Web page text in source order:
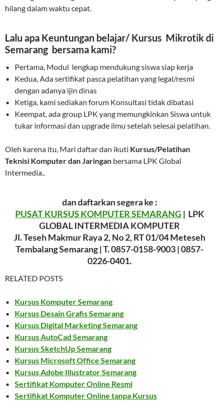
hilang dalam waktu cepat.
Lalu apa Keuntungan belajar/ Kursus Mikrotik di
Semarang bersama kami?
Pertama, Modul lengkap mendukung siswa siap kerja
Kedua, Ada sertifikat pasca pelatihan yang legal/resmi
dengan adanya ijin dinas
Ketiga, kami sediakan forum Konsultasi tidak dibatasi
Keempat, ada group LPK yang memungkinkan Siswa untuk
tukar informasi dan upgrade ilmu setelah selesai pelatihan.
Oleh karena itu, Mari daftar dan ikuti Kursus/Pelatihan
Teknisi Komputer dan Jaringan bersama LPK Global
Intermedia..
dan daftarkan segera ke :
PUSAT KURSUS KOMPUTER SEMARANG | LPK
GLOBAL INTERMEDIA KOMPUTER
Jl. Teseh Makmur Raya 2, No 2, RT 01/04 Meteseh
Tembalang Semarang | T. 0857-0158-9003 | 0857-
0226-0401.
RELATED POSTS
Kursus Komputer Semarang
Kursus Desain Grafis Semarang
Kursus Digital Marketing Semarang
Kursus AutoCad Semarang
Kursus SketchUp Semarang
Kursus Microsoft Office Semarang
Kursus Adobe Illustrator Semarang
Sertifikat Komputer Online Resmi
Sertifikat Komputer Online tanpa Kursus